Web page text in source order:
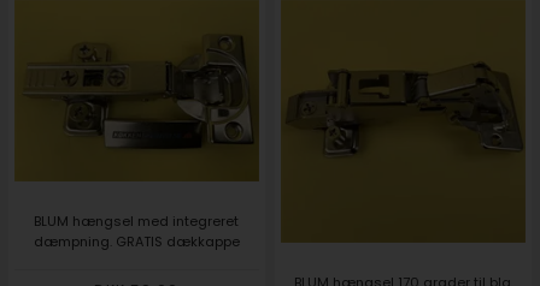
BLUM hængsel med integreret
dæmpning. GRATIS dækkappe